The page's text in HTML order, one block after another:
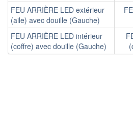
FEU ARRIÈRE LED extérieur
(aile) avec douille (Gauche)
FEU ARRIÈRE LED intérieur
(coffre) avec douille (Gauche)